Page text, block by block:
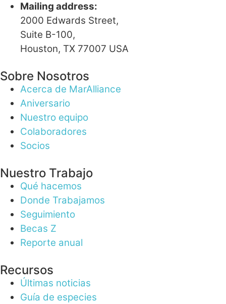
Mailing address:
2000 Edwards Street,
Suite B-100,
Houston, TX 77007 USA
Sobre Nosotros
Acerca de MarAlliance
Aniversario
Nuestro equipo
Colaboradores
Socios
Nuestro Trabajo
Qué hacemos
Donde Trabajamos
Seguimiento
Becas Z
Reporte anual
Recursos
Últimas noticias
Guía de especies